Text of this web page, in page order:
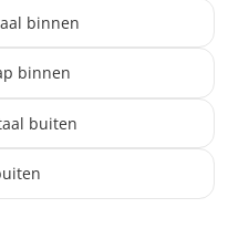
binnen
binnen
buiten